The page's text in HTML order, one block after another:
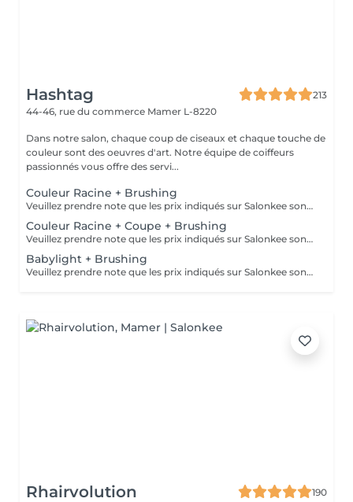
Hashtag
213
44-46, rue du commerce Mamer L-8220
Dans notre salon, chaque coup de ciseaux et chaque touche de
couleur sont des oeuvres d'art. Notre équipe de coiffeurs
passionnés vous offre des servi...
Couleur Racine + Brushing
Veuillez prendre note que les prix indiqués sur Salonkee sont communiqués à titre informatif et s'entendent de base. Ces derniers sont susceptibles de varier selon le diagnostic réalisé à votre arrivée au salon et l'expertise du professionnel à qui vous confiez votre beauté. Dans tous les cas, un devis précis vous sera proposé et toutes réalisations de prestations seront effectuées avec votre accord. Un grand merci d'avance pour votre compréhension. Au plaisir de vous recevoir très vite.
Couleur Racine + Coupe + Brushing
Veuillez prendre note que les prix indiqués sur Salonkee sont communiqués à titre informatif et s'entendent de base. Ces derniers sont susceptibles de varier selon le diagnostic réalisé à votre arrivée au salon et l'expertise du professionnel à qui vous confiez votre beauté. Dans tous les cas, un devis précis vous sera proposé et toutes réalisations de prestations seront effectuées avec votre accord. Un grand merci d'avance pour votre compréhension. Au plaisir de vous recevoir très vite.
Babylight + Brushing
Veuillez prendre note que les prix indiqués sur Salonkee sont communiqués à titre informatif et s'entendent de base. Ces derniers sont susceptibles de varier selon le diagnostic réalisé à votre arrivée au salon et l'expertise du professionnel à qui vous confiez votre beauté. Dans tous les cas, un devis précis vous sera proposé et toutes réalisations de prestations seront effectuées avec votre accord. Un grand merci d'avance pour votre compréhension. Au plaisir de vous recevoir très vite.
Rhairvolution
190